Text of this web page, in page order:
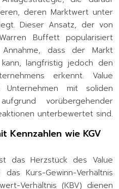
deren Marktwert unter
Dieser Ansatz, der von
Buffett popularisiert
dass der Markt
langfristig jedoch den
erkennt. Value
mit soliden
vorübergehender
unterbewertet sind.
Kennzahlen wie KGV
das Herzstück des Value
Kurs-Gewinn-Verhältnis
Verhältnis (KBV) dienen